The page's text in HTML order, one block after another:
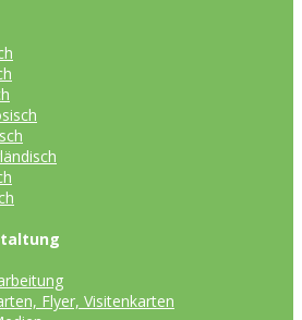
Flyer, Visitenkarten